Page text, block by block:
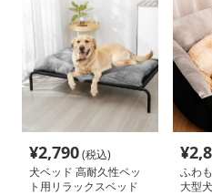
¥2,790(税込)
犬ベッド 高耐久性ペッ
ト用リラックスベッド
¥
ふわ
大型